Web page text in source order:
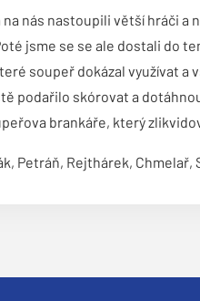
nás nastoupili větší hráči a
jsme se se ale dostali do
soupeř dokázal využívat
podařilo skórovat a
brankáře, který
Petráň, Rejthárek, Chmelař,